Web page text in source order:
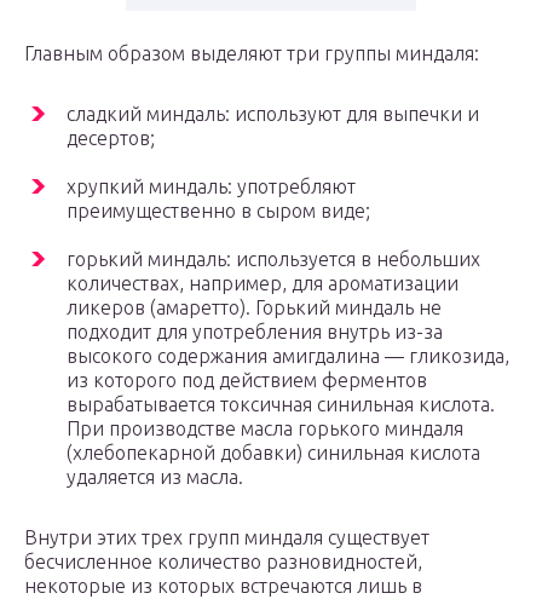
Главным образом выделяют три группы миндаля:
сладкий миндаль: используют для выпечки и
десертов;
хрупкий миндаль: употребляют
преимущественно в сыром виде;
горький миндаль: используется в небольших
количествах, например, для ароматизации
ликеров (амаретто). Горький миндаль не
подходит для употребления внутрь из-за
высокого содержания амигдалина — гликозида,
из которого под действием ферментов
вырабатывается токсичная синильная кислота.
При производстве масла горького миндаля
(хлебопекарной добавки) синильная кислота
удаляется из масла.
Внутри этих трех групп миндаля существует
бесчисленное количество разновидностей,
некоторые из которых встречаются лишь в